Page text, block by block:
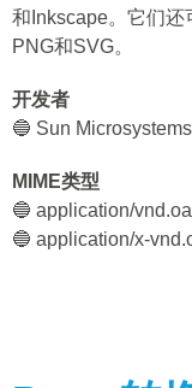
和Inkscape。它们还
PNG和SVG。
开发者
🔵 Sun Microsystems
MIME类型
🔵 application/
🔵 application/x-